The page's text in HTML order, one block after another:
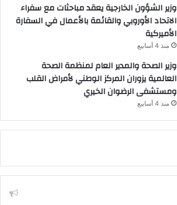
وزير الشؤون الخارجية يعقد مباحثات مع سفراء
الاتحاد الأوروبي والقائمة بالأعمال في السفارة
الأميركية
منذ 4 أسابيع
وزير الصحة والمدير العام لمنظمة الصحة
العالمية يزوران المركز الوطني لأمراض القلب
ومستشفى الرضوان الخيري
منذ 4 أسابيع